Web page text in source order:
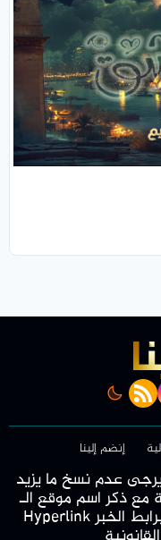
rss feed
إنضم إلينا
عدم نسخ ما يزيد
مع ذكر اسم موقع الـ
Hakawina.net الالكتروني وارفاقه برابط الخبر Hyperlink